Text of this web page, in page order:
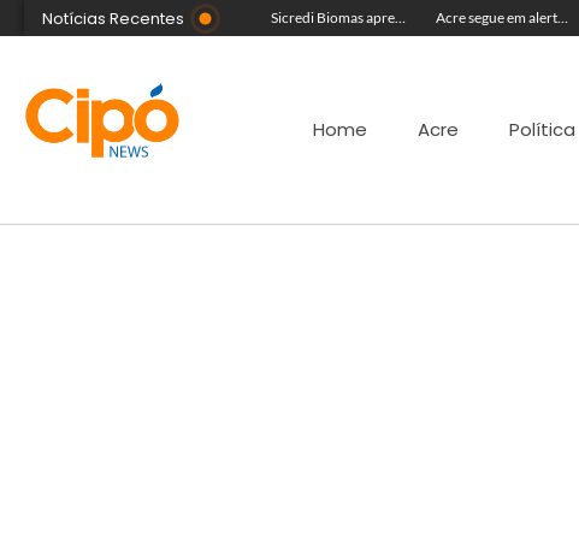
Notícias Recentes
Com equipe reforçada no Agosto Lilás, Delegacia da Mulher intensifica prisões e reduz acervo de inquéritos no Juruá Sicredi Biomas apresenta na Expoacre crédito do Plano Safra voltado às mulheres Acre segue em alerta para casos de síndrome respiratória aguda grave, aponta Fiocruz
Home Acre Política